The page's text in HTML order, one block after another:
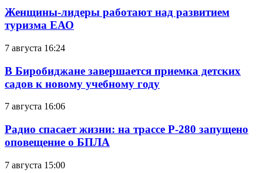
Женщины-лидеры работают над развитием
туризма ЕАО
7 августа 16:24
В Биробиджане завершается приемка детских
садов к новому учебному году
7 августа 16:06
Радио спасает жизни: на трассе Р-280 запущено
оповещение о БПЛА
7 августа 15:00